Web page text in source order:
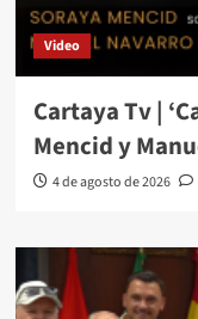
Video
Cartaya Tv |
Mencid y
4 de agosto de 2026